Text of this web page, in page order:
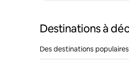
Destinations à
Des destinations